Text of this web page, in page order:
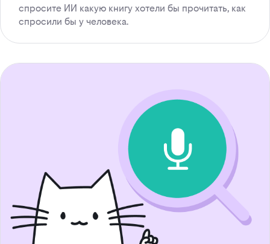
спросите ИИ какую книгу хотели бы прочитать, как
спросили бы у человека.